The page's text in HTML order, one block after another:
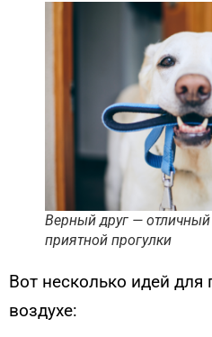
Верный друг —
приятной прогулки
Вот несколько идей
воздухе: